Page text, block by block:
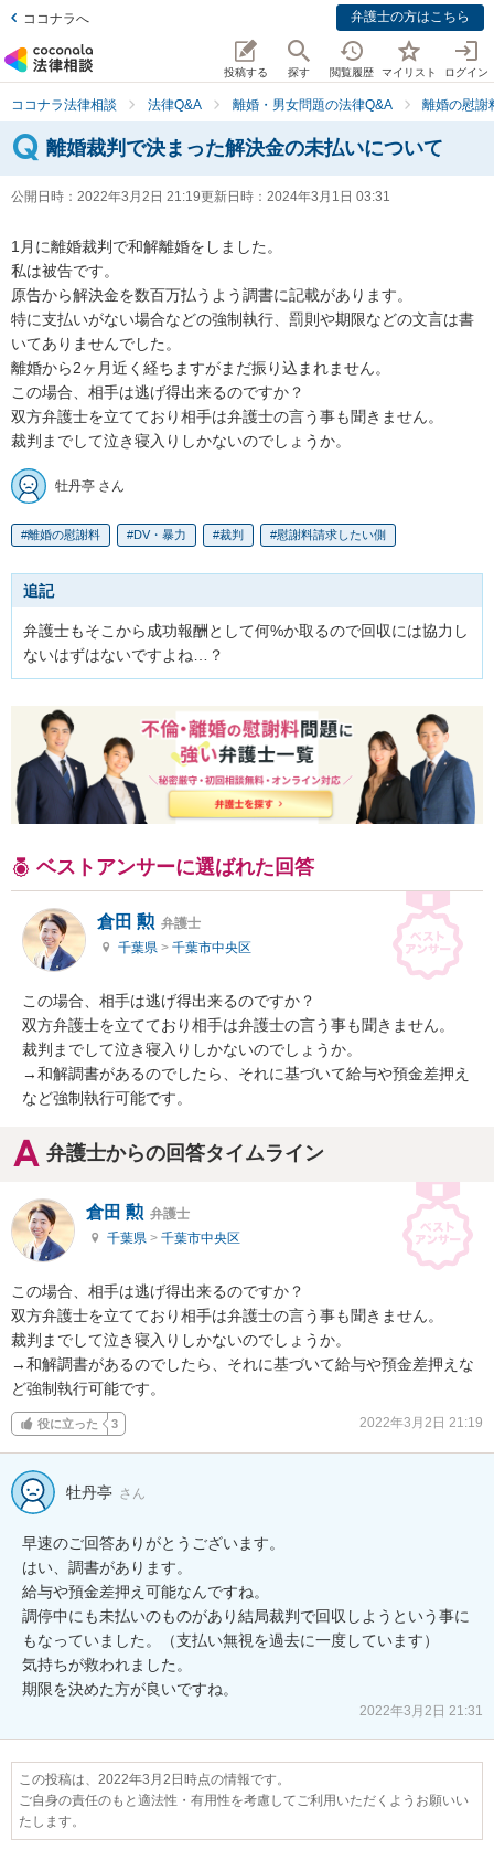
ココナラへ 弁護士の方はこちら
投稿する 探す 閲覧履歴 マイリスト ログイン
ココナラ法律相談 法律Q&A 離婚・男女問題の法律Q&A 離婚の慰謝
離婚裁判で決まった解決金の未払いについて
公開日時： 2022年3月2日 21:19更新日時： 2024年3月1日 03:31
1月に離婚裁判で和解離婚をしました。
私は被告です。
原告から解決金を数百万払うよう調書に記載があります。
特に支払いがない場合などの強制執行、罰則や期限などの文言は書
いてありませんでした。
離婚から2ヶ月近く経ちますがまだ振り込まれません。
この場合、相手は逃げ得出来るのですか？
双方弁護士を立てており相手は弁護士の言う事も聞きません。
裁判までして泣き寝入りしかないのでしょうか。
牡丹亭 さん
離婚の慰謝料 DV・暴力 裁判 慰謝料請求したい側
追記
弁護士もそこから成功報酬として何%か取るので回収には協力し
ないはずはないですよね…？
ベストアンサーに選ばれた回答
倉田 勲 弁護士
千葉県 > 千葉市中央区
この場合、相手は逃げ得出来るのですか？
双方弁護士を立てており相手は弁護士の言う事も聞きません。
裁判までして泣き寝入りしかないのでしょうか。
→和解調書があるのでしたら、それに基づいて給与や預金差押え
など強制執行可能です。
弁護士からの回答タイムライン
倉田 勲 弁護士
千葉県 > 千葉市中央区
この場合、相手は逃げ得出来るのですか？
双方弁護士を立てており相手は弁護士の言う事も聞きません。
裁判までして泣き寝入りしかないのでしょうか。
→和解調書があるのでしたら、それに基づいて給与や預金差押えな
ど強制執行可能です。
役に立った 3 2022年3月2日 21:19
牡丹亭 さん
早速のご回答ありがとうございます。
はい、調書があります。
給与や預金差押え可能なんですね。
調停中にも未払いのものがあり結局裁判で回収しようという事に
もなっていました。（支払い無視を過去に一度しています）
気持ちが救われました。
期限を決めた方が良いですね。
2022年3月2日 21:31
この投稿は、2022年3月2日時点の情報です。
ご自身の責任のもと適法性・有用性を考慮してご利用いただくようお願いい
たします。